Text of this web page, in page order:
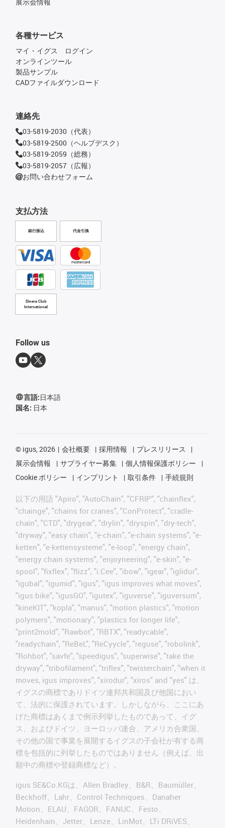
支払方法
銀行振込 代金引換
Diners Club
International
各種サービス
マイ・イグス ログイン
オンラインツール
製品サンプル
CADファイルダウンロード
連絡先
03-5819-2030（代表）
03-5819-2500（ヘルプデスク）
03-5819-2059（総務）
03-5819-2057（広報）
お問い合わせフォーム
Follow us
言語:日本語
国名: 日本
© igus, 2026 会社概要 採用情報
プレスリリース
展示会情報
サプライヤー募集
個人情報保護ポリシー
Cookie ポリシー
インプリント 取引条件 手続規則
以下の用語 "Apiro", "AutoChain", "CFRIP", "chainflex",
"chainge", "chains for cranes", "ConProtect", "cradle-
chain", "CTD", "drygear", "drylin", "dryspin", "dry-tech",
"dryway", "easy chain", "e-chain", "e-chain systems", "e-
ketten", "e-kettensysteme", "e-loop", "energy chain",
"energy chain systems", "enjoyneering", "e-skin", "e-
spool", "fixflex", "flizz", "i.Cee", "ibow", "igear", "iglidur",
"igubal", "igumid", "igus", "igus improves what moves",
"igus:bike", "igusGO", "igutex", "iguverse", "iguversum",
"kineKIT", "kopla", "manus", "motion plastics", "motion
polymers", "motionary", "plastics for longer life",
"print2mold", "Rawbot", "RBTX", "readycable",
"readychain", "ReBeL", "ReCyycle", "reguse", "robolink",
"Rohbot", "savfe", "speedigus", "superwise", "take the
dryway", "tribofilament", "triflex", "twisterchain", "when it
moves, igus improves", "xirodur", "xiros" and "yes" は、
イグスの商標でありドイツ連邦共和国及び他国におい
て、法的に保護されています。しかしながら、ここにあ
げた商標はあくまで例示列挙したものであって、イグ
ス、およびドイツ、ヨーロッパ連合、アメリカ合衆国、
その他の国で事業を展開するイグスの子会社が有する商
標を包括的に列挙したものではありません（例えば、出
願中の商標や登録商標など）。
igus SE&Co.KGは、Allen Bradley、B&R、Baumüller、
Beckhoff、Lahr、Control Techniques、Danaher
Motion、ELAU、FAGOR、FANUC、Festo、
Heidenhain、Jetter、Lenze、LinMot、LTi DRiVES、